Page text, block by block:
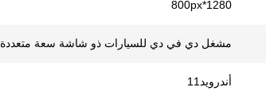
1280*800px
مشغل دي في دي للسيارات ذو شاشة سعة متعددة
أندرويد11